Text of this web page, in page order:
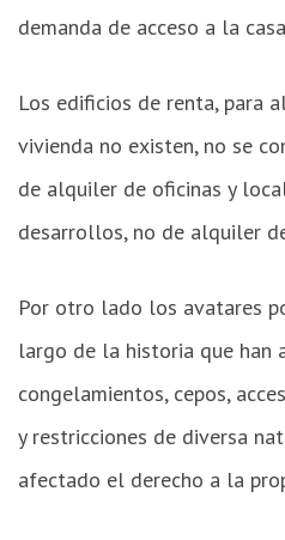
demanda de acceso a la
Los edificios de renta, para
vivienda no existen, no se
de alquiler de oficinas y
desarrollos, no de alquiler
Por otro lado los avatares
largo de la historia que han
congelamientos, cepos,
y restricciones de diversa
afectado el derecho a la